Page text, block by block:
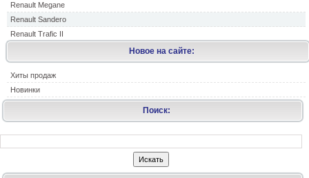
Renault Megane
Renault Sandero
Renault Trafic II
Новое на сайте:
Хиты продаж
Новинки
Поиск: